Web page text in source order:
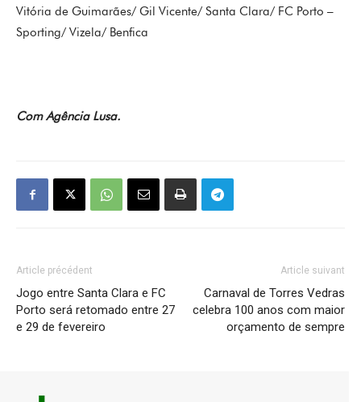
Vitória de Guimarães/ Gil Vicente/ Santa Clara/ FC Porto –
Sporting/ Vizela/ Benfica
Com Agência Lusa.
Article précédent
Jogo entre Santa Clara e FC
Porto será retomado entre 27
e 29 de fevereiro
Article suivant
Carnaval de Torres Vedras
celebra 100 anos com maior
orçamento de sempre